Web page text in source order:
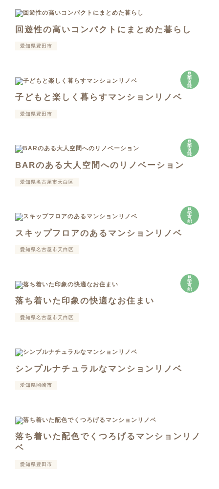
回遊性の高いコンパクトにまとめた暮らし
愛知県豊田市
見
学
可
能
子どもと楽しく暮らすマンションリノベ
愛知県豊田市
見
学
可
能
BARのある大人空間へのリノベーション
愛知県名古屋市天白区
見
学
可
能
スキップフロアのあるマンションリノベ
愛知県名古屋市天白区
見
学
可
能
落ち着いた印象の快適なお住まい
愛知県名古屋市天白区
シンプルナチュラルなマンションリノベ
愛知県岡崎市
落ち着いた配色でくつろげるマンションリノ
ベ
愛知県豊田市